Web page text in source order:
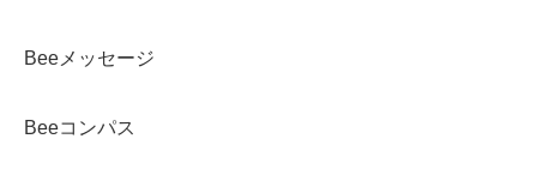
Beeメッセージ
Beeコンパス